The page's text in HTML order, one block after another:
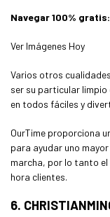
Navegar 100% gratis:
Ver Imágenes Hoy
Varios otros
ser su particular
en todos fáciles y
OurTime proporciona
para ayudar uno
marcha, por lo tanto el
hora clientes.
6.